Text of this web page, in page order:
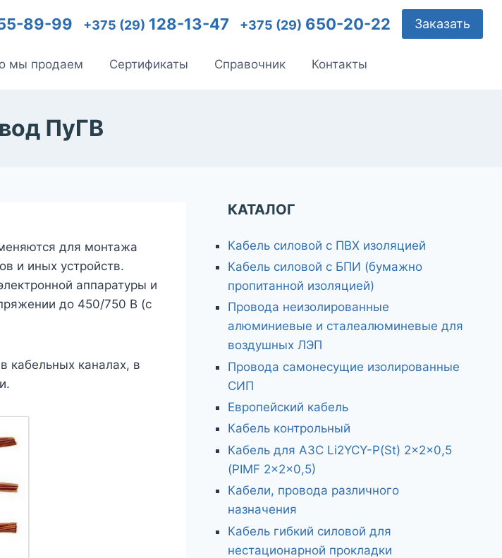
89-99 +375 (29) 128-13-47 +375 (29) 650-20-22 Заказать
мы продаем Сертификаты Справочник Контакты
ПуГВ
для монтажа
и иных устройств.
аппаратуры и
до 450/750 В (с
кабельных каналах, в
КАТАЛОГ
Кабель силовой с ПВХ изоляцией
Кабель силовой с БПИ (бумажно
пропитанной изоляцией)
Провода неизолированные
алюминиевые и сталеалюминевые для
воздушных ЛЭП
Провода самонесущие изолированные
СИП
Европейский кабель
Кабель контрольный
Кабель для АЗС Li2YCY-P(St) 2x2x0,5
(PIMF 2x2x0,5)
Кабели, провода различного
назначения
Кабель гибкий силовой для
нестационарной прокладки